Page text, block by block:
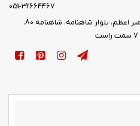
051-32664467
مشهد، بزرگراه پیامبر اعظم، بلوار شاهنامه، شاهنامه 80،